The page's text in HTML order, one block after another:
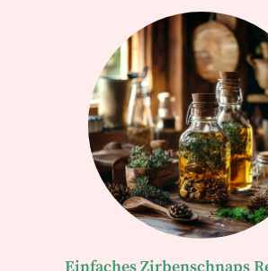
Einfaches Zirbenschnaps